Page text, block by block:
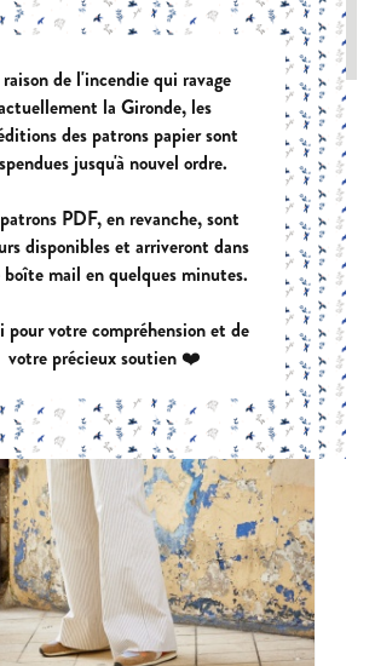
et trame avec élasthanne
de l'incendie qui ravage
la Gironde, les
des patrons papier sont
jusqu'à nouvel ordre.
PDF, en revanche, sont
disponibles et arriveront dans
mail en quelques minutes.
pour votre compréhension et de
votre précieux soutien ❤️